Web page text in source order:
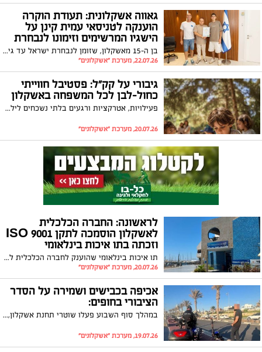
גאווה אשקלונית: תעודת הוקרה
הוענקה לטניסאי עמית קינן על
הישגיו המרשימים וזימונו לנבחרת
ישראל
בן ה-15 מאשקלון, שזומן לנבחרת ישראל עד גיל 16, זכה להוקרה על הישגיו המרשימים בארץ ובעולם, על נחישותו יוצאת הדופן ועל היותו מקור לגאווה לעיר
22.07.26, מערכת "אשקלונים"
גיבורי על קק"ל: פסטיבל חווייתי
כחול-לבן לכל המשפחה באשקלון
פעילויות, אטרקציות ורגעים בלתי נשכחים לילדים ולהורים; 23.8.26 במקיף ז' בשכונת עיר היין באשקלון
20.07.26, מערכת "אשקלונים"
לראשונה: החברה הכלכלית
לאשקלון הוסמכה לתקן ISO 9001
וזכתה בתו איכות בינלאומי
תו איכות בינלאומי שהוענק לחברה הכלכלית לאשקלון מעיד על עמידה בסטנדרטים הגבוהים ביותר של ניהול איכות, מצוינות ארגונית ושיפור מתמיד של השירות והתהליכים
20.07.26, מערכת "אשקלונים"
אכיפה בכבישים ושמירה על הסדר
הציבורי בחופים:
במהלך סוף השבוע פעלו שוטרי תחנת אשקלון, לצד צוות סה"ר, פקחי העירייה וגורמי אכיפה נוספים, במגוון פעילויות יזומות ברחבי העיר ובגזרת החופים, במטרה לחזק את ביטחון הציבור, לשמור על הסדר הציבורי ולהגביר את הבטיחות בדרכים.
19.07.26, מערכת "אשקלונים"